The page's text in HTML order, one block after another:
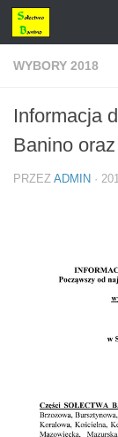
Przejdź do
WYBORY 2018
Informacja
Banino
PRZEZ ADMIN ·